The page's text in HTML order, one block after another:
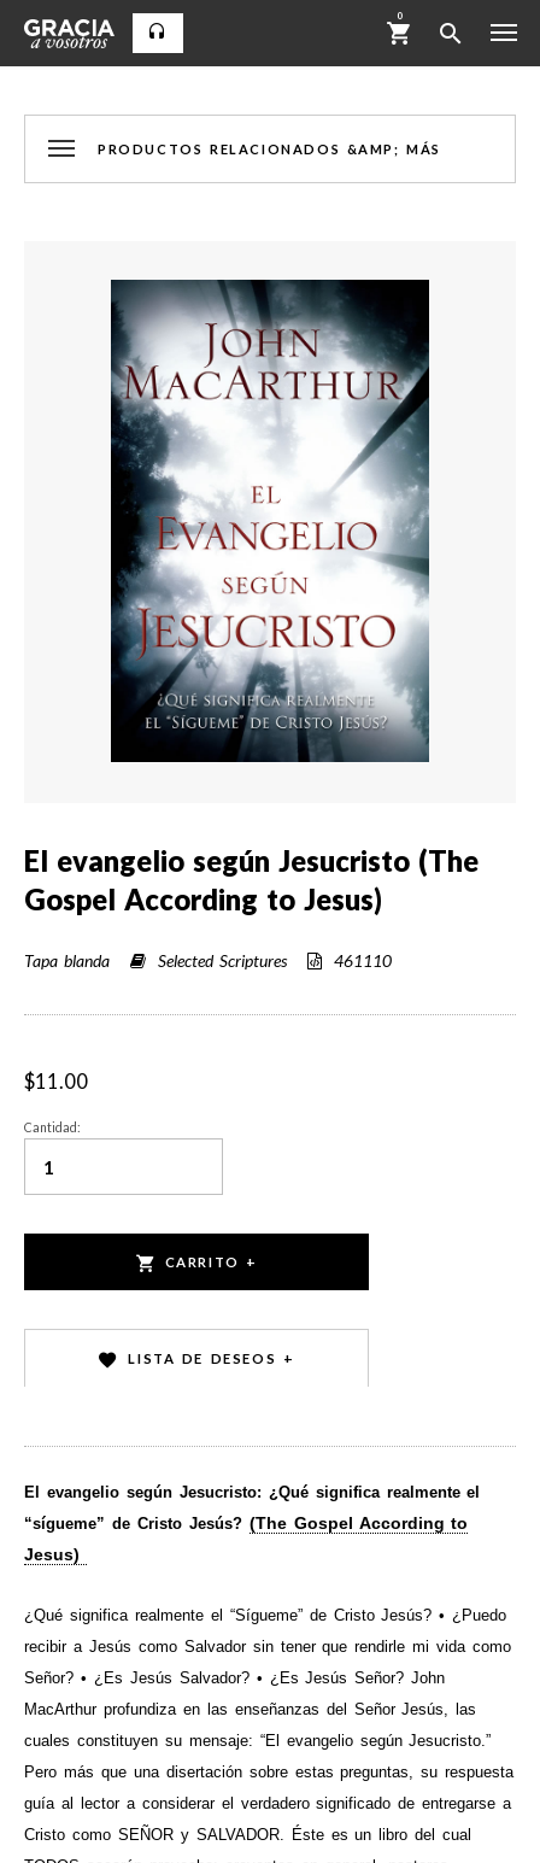
0
PRODUCTOS RELACIONADOS &AMP; MÁS
El evangelio según Jesucristo (The
Gospel According to Jesus)
Tapa blanda Selected Scriptures 461110
$11.00
Cantidad:
CARRITO +
LISTA DE DESEOS +
El evangelio según Jesucristo: ¿Qué significa realmente el
“sígueme” de Cristo Jesús? (The Gospel According to
Jesus)
¿Qué significa realmente el “Sígueme” de Cristo Jesús? • ¿Puedo
recibir a Jesús como Salvador sin tener que rendirle mi vida como
Señor? • ¿Es Jesús Salvador? • ¿Es Jesús Señor? John
MacArthur profundiza en las enseñanzas del Señor Jesús, las
cuales constituyen su mensaje: “El evangelio según Jesucristo.”
Pero más que una disertación sobre estas preguntas, su respuesta
guía al lector a considerar el verdadero significado de entregarse a
Cristo como SEÑOR y SALVADOR. Éste es un libro del cual